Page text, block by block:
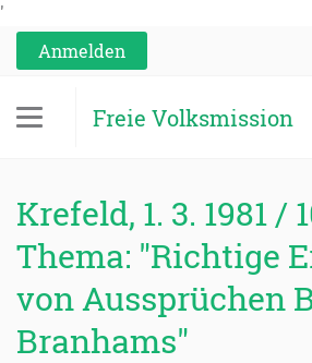
'
Anmelden
Freie Volksmission
Krefeld, 1. 3. 1981 /
Thema: "Richtige
von Aussprüchen
Branhams"